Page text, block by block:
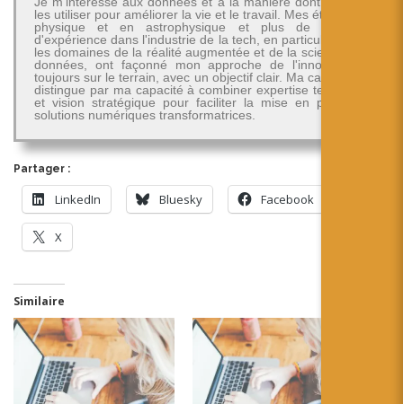
les utiliser pour améliorer la vie et le travail. Mes études en
physique et en astrophysique et plus de 30 ans
d'expérience dans l'industrie de la tech, en particulier dans
les domaines de la réalité augmentée et de la science des
données, ont façonné mon approche de l'innovation -
toujours sur le terrain, avec un objectif clair. Ma carrière se
distingue par ma capacité à combiner expertise technique
et vision stratégique pour faciliter la mise en place de
solutions numériques transformatrices.
Partager :
LinkedIn Bluesky Facebook
X
Similaire